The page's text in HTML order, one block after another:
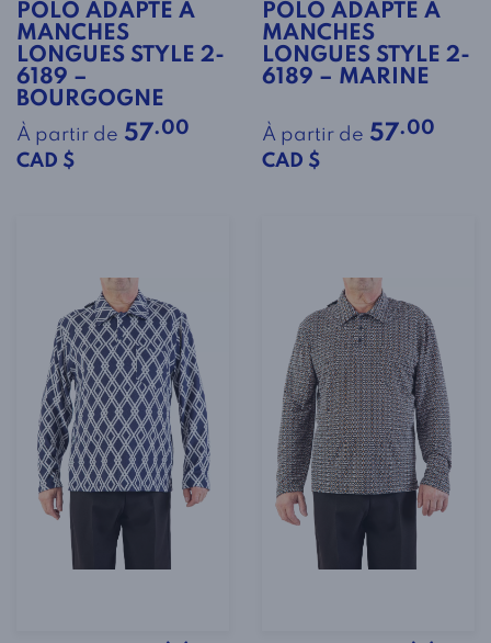
POLO ADAPTÉ À
MANCHES
LONGUES STYLE 2-
6189 –
BOURGOGNE
À partir de 57.00
CAD $
POLO ADAPTÉ À
MANCHES
LONGUES STYLE 2-
6189 – MARINE
À partir de 57.00
CAD $